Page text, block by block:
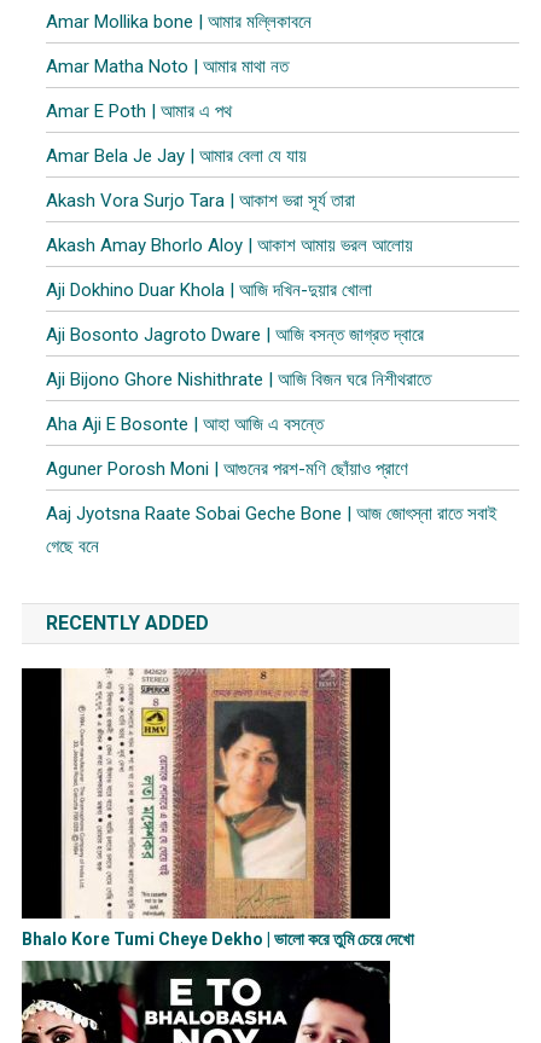
Amar Mollika bone | আমার মল্লিকাবনে
Amar Matha Noto | আমার মাথা নত
Amar E Poth | আমার এ পথ
Amar Bela Je Jay | আমার বেলা যে যায়
Akash Vora Surjo Tara | আকাশ ভরা সূর্য তারা
Akash Amay Bhorlo Aloy | আকাশ আমায় ভরল আলোয়
Aji Dokhino Duar Khola | আজি দখিন-দুয়ার খোলা
Aji Bosonto Jagroto Dware | আজি বসন্ত জাগ্রত দ্বারে
Aji Bijono Ghore Nishithrate | আজি বিজন ঘরে নিশীথরাতে
Aha Aji E Bosonte | আহা আজি এ বসন্তে
Aguner Porosh Moni | আগুনের পরশ-মণি ছোঁয়াও প্রাণে
Aaj Jyotsna Raate Sobai Geche Bone | আজ জোৎস্না রাতে সবাই
গেছে বনে
RECENTLY ADDED
Bhalo Kore Tumi Cheye Dekho | ভালো করে তুমি চেয়ে দেখো